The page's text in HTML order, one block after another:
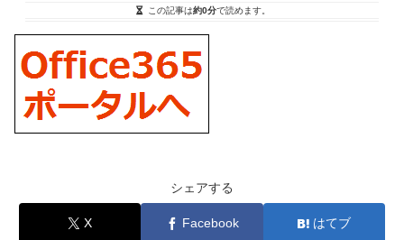
この記事は約0分で読めます。
シェアする
X Facebook はてブ